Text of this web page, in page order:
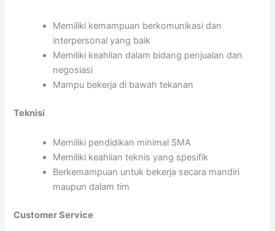
Memiliki kemampuan berkomunikasi dan
interpersonal yang baik
Memiliki keahlian dalam bidang penjualan dan
negosiasi
Mampu bekerja di bawah tekanan
Teknisi
Memiliki pendidikan minimal SMA
Memiliki keahlian teknis yang spesifik
Berkemampuan untuk bekerja secara mandiri
maupun dalam tim
Customer Service